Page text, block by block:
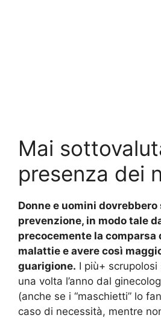
Mai
presenza dei
Donne e uomini
prevenzione, in modo tale
precocemente la comparsa
malattie e avere così
guarigione. I più+
una volta l’anno dal
(anche se i “maschietti” lo
caso di necessità, mentre